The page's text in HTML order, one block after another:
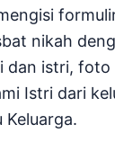
nikah
dan istri,
Istri dari